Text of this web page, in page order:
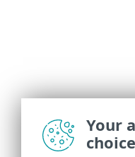
Your
choice